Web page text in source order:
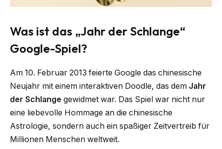
Was ist das „Jahr der Schlange“
Google-Spiel?
Am 10. Februar 2013 feierte Google das chinesische
Neujahr mit einem interaktiven Doodle, das dem Jahr
der Schlange gewidmet war. Das Spiel war nicht nur
eine liebevolle Hommage an die chinesische
Astrologie, sondern auch ein spaßiger Zeitvertreib für
Millionen Menschen weltweit.